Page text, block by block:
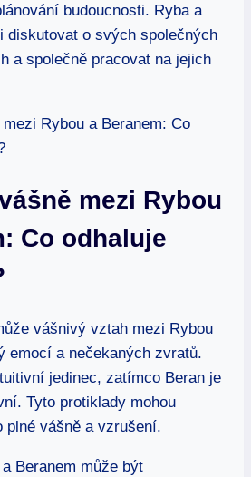
budoucnosti. Ryba a
diskutovat o svých společných
a společně pracovat na jejich
mezi Rybou
Co odhaluje
vášnivý vztah mezi Rybou
emocí a nečekaných zvratů.
jedinec, zatímco Beran je
Tyto protiklady mohou
plné vášně a vzrušení.
Beranem může být